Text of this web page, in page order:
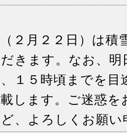
２月２２日）は積
きます。なお、
１５時頃までを
します。ご迷惑
、よろしくお願い